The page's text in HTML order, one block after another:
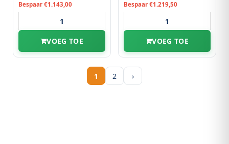
Bespaar €1.143,00
VOEG TOE
Bespaar €1.219,50
VOEG TOE
1 2 ›